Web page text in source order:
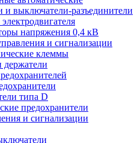
и выключатели-разъединители
напряжения 0,4 кВ
и сигнализации
клеммы
держатели
типа D
предохранители
и сигнализации